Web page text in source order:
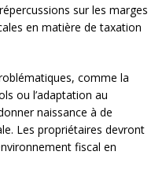
sur les marges
en matière de taxation
comme la
ou l’adaptation au
naissance à de
Les propriétaires devront
fiscal en